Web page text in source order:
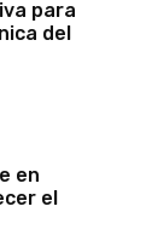
para
del
en
el